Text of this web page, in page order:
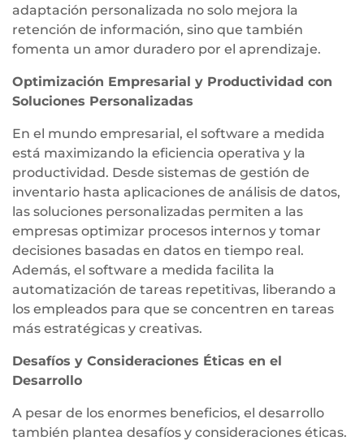
adaptación personalizada no solo mejora la
retención de información, sino que también
fomenta un amor duradero por el aprendizaje.
Optimización Empresarial y Productividad con
Soluciones Personalizadas
En el mundo empresarial, el software a medida
está maximizando la eficiencia operativa y la
productividad. Desde sistemas de gestión de
inventario hasta aplicaciones de análisis de datos,
las soluciones personalizadas permiten a las
empresas optimizar procesos internos y tomar
decisiones basadas en datos en tiempo real.
Además, el software a medida facilita la
automatización de tareas repetitivas, liberando a
los empleados para que se concentren en tareas
más estratégicas y creativas.
Desafíos y Consideraciones Éticas en el
Desarrollo
A pesar de los enormes beneficios, el desarrollo
también plantea desafíos y consideraciones éticas.